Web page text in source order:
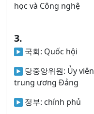
học và Công nghệ
3.
국회: Quốc hội
당중앙위원: Ủy viên
trung ương Đảng
정부: chính phủ